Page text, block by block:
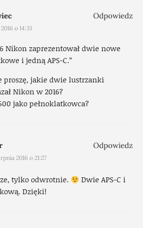
o 14:31
Nikon zaprezentował dwie nowe
i jedną APS-C.”
proszę, jakie dwie lustrzanki
Nikon w 2016?
jako pełnoklatkowca?
Odpowiedz
2016 o 21:27
tylko odwrotnie.
Dwie APS-C i
Dzięki!
Odpowiedz